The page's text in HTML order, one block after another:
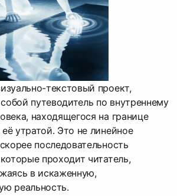
текстовый проект,
путеводитель по внутреннему
находящегося на границе
утратой. Это не линейное
последовательность
проходит читатель,
в искаженную,
реальность.